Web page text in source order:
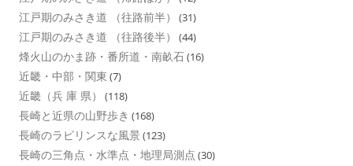
江戸期のみさき道 （往路前半） (31)
江戸期のみさき道 （往路後半） (44)
烽火山のかま跡・番所道・南畝石(16)
近畿・中部・関東 (7)
近畿（兵 庫 県） (118)
長崎と近県の山野歩き (168)
長崎のラビリンスな風景 (123)
長崎の三角点・水準点・地理局測点 (30)